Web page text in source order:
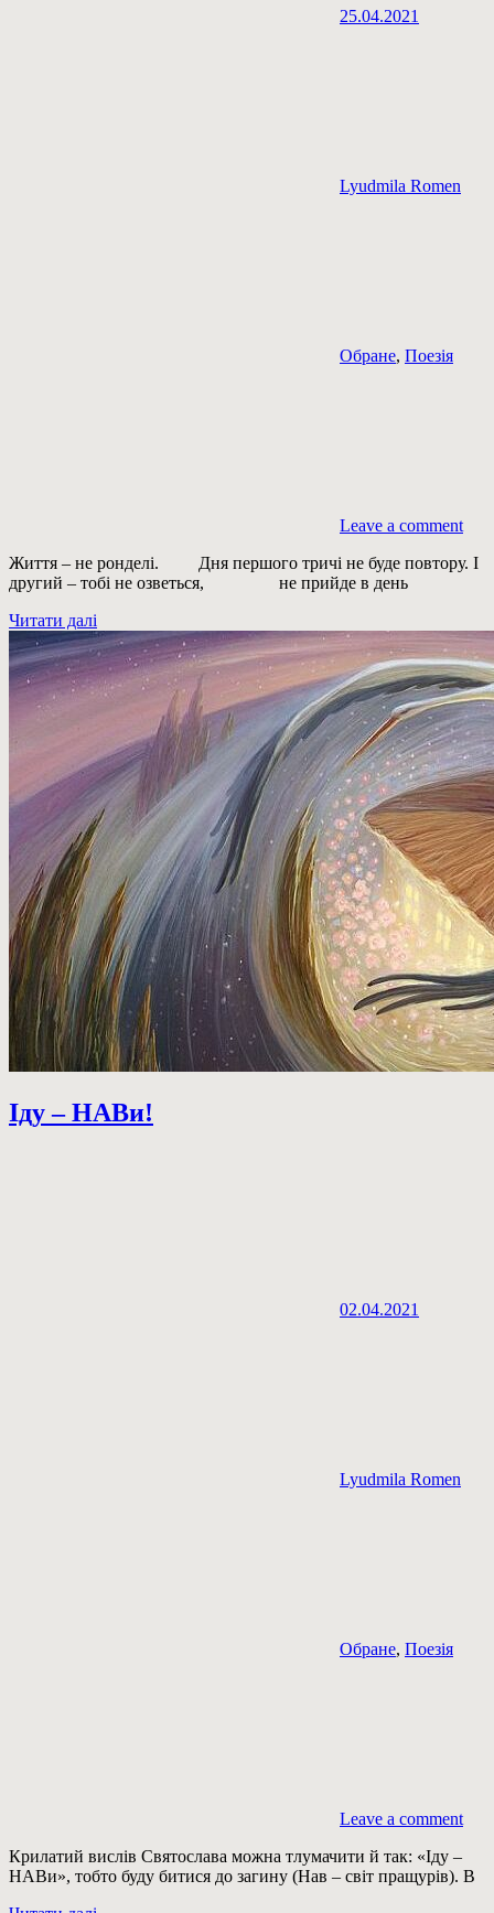
25.04.2021
Lyudmila Romen
Обране, Поезія
Leave a comment
Життя – не ронделі. Дня першого тричі не буде повтору. І
другий – тобі не озветься, не прийде в день
Читати далі
Іду – НАВи!
02.04.2021
Lyudmila Romen
Обране, Поезія
Leave a comment
Крилатий вислів Святослава можна тлумачити й так: «Іду –
НАВи», тобто буду битися до загину (Нав – світ пращурів). В